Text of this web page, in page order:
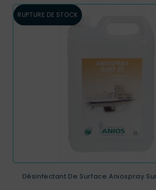
RUPTURE DE STOCK
Désinfectant De Surface Aniospray